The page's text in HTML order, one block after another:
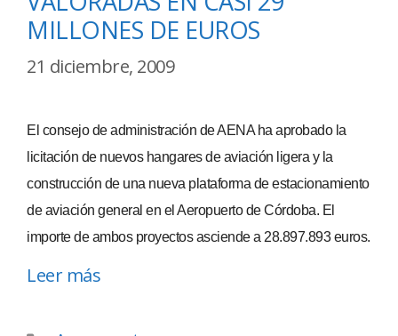
MILLONES DE EUROS
21 diciembre, 2009
El consejo de administración de AENA ha aprobado la
licitación de nuevos hangares de aviación ligera y la
construcción de una nueva plataforma de estacionamiento
de aviación general en el Aeropuerto de Córdoba. El
importe de ambos proyectos asciende a 28.897.893 euros.
Leer más